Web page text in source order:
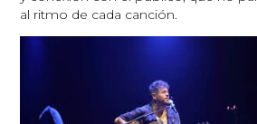
al ritmo de cada canción.